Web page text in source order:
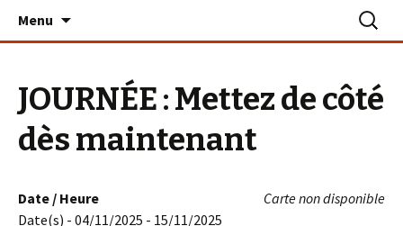
Le PLAN B – La Turballe
Menu
JOURNÉE : Mettez de côté
dès maintenant
Carte non disponible
Date / Heure
Date(s) - 04/11/2025 - 15/11/2025